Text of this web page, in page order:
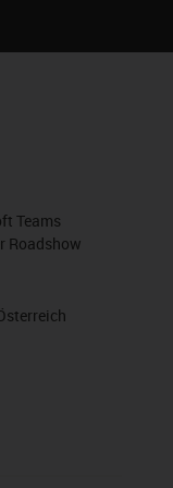
Teams
Roadshow